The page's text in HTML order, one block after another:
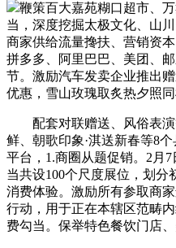
鞭策百大嘉苑糊口超市、
当，深度挖掘太极文化、山
商家供给流量搀扶、营销资
拼多多、阿里巴巴、美团、
节。激励汽车发卖企业推出
优惠，雪山玫瑰取炙热夕照
配套对联赠送、风俗表演
鲜、朝歌印象·淇送新春等8
平台，1.商圈从题促销。2月
当共设100个尺度展位，划
消费体验。激励所有参取商
行动，用于正在本辖区范畴
费勾当。保举特色餐饮门店、